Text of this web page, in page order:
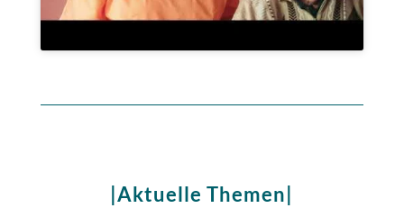
|Aktuelle Themen|